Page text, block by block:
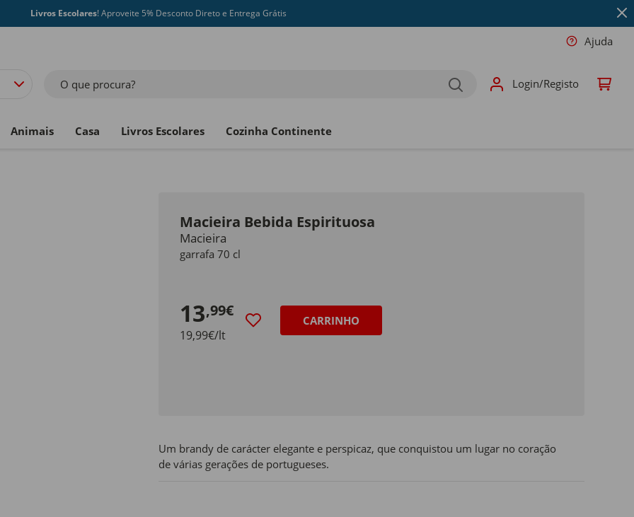
Livros Escolares! Aproveite 5% Desconto Direto e Entrega Grátis
Ajuda
O que procura? Login/Registo
Animais Casa Livros Escolares Cozinha Continente
Macieira Bebida Espirituosa
Macieira
garrafa 70 cl
13,99€
19,99€/lt
CARRINHO
Um brandy de carácter elegante e perspicaz, que conquistou um lugar no coração
de várias gerações de portugueses.